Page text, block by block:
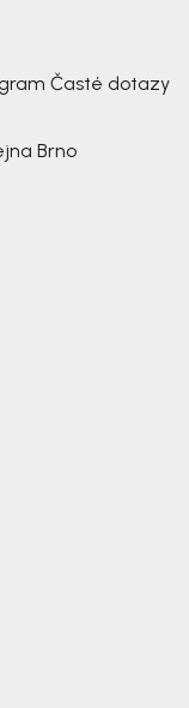
Časté dotazy
Brno